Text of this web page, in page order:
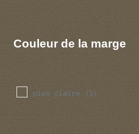
Couleur de la marge
plus claire (3)